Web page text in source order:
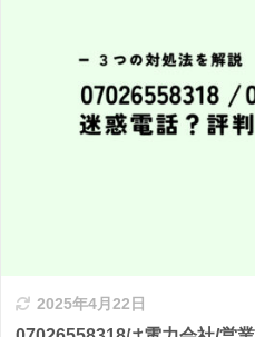
2025年4月22日